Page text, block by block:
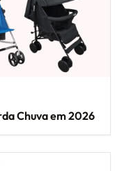
Chuva em 2026